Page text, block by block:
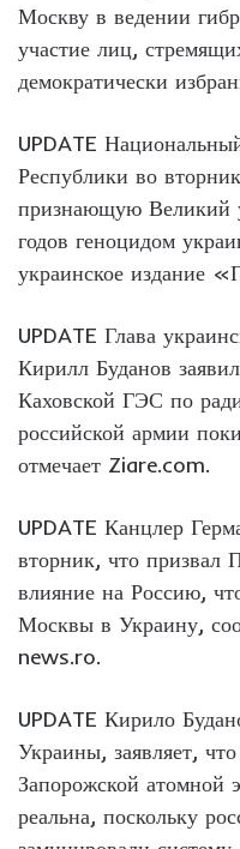
Москву в ведении
участие лиц,
демократически
UPDATE
Республики во
признающую Великий
годов геноцидом
украинское издание
UPDATE Глава
Кирилл Буданов
Каховской ГЭС по
российской армии
отмечает Ziare.com.
UPDATE Канцлер
вторник, что призвал
влияние на Россию,
Москвы в Украину,
news.ro.
UPDATE Кирило
Украины, заявляет,
Запорожской атомной
реальна, поскольку